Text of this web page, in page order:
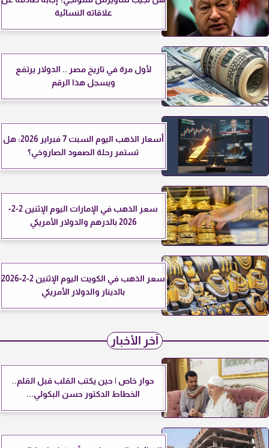
علاقاته النسائية
لأول مرة في تاريخ مصر .. الدولار يرتفع
ويسجل هذا الرقم
أسعار الذهب اليوم السبت 7 فبراير 2026: هل
تستمر رحلة الصعود الصاروخي؟
سعر الذهب في الإمارات اليوم الإثنين 2-2-
2026 بالدرهم والدولار الأمريكي
سعر الذهب في الكويت اليوم الإثنين 2-2-2026
بالدينار والدولار الأمريكي
آخر الأخبار
حوار خاص | حين يكتب القلب قبل القلم..
الخطاط الدكتور حسن البكولي...